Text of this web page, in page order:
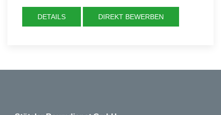
DETAILS DIREKT BEWERBEN